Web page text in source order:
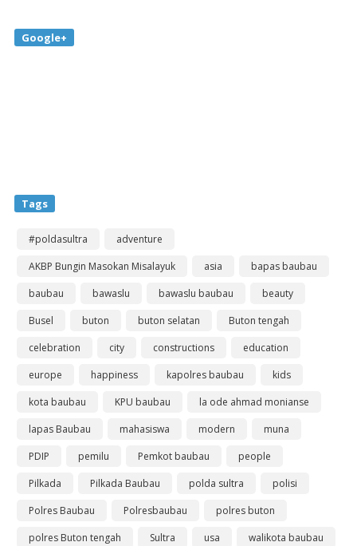
Google+
Tags
#poldasultra
adventure
AKBP Bungin Masokan Misalayuk
asia
bapas baubau
baubau
bawaslu bawaslu baubau
beauty
Busel
buton buton selatan
Buton tengah
celebration
city constructions
education
europe
happiness kapolres baubau
kids
kota baubau
KPU baubau
la ode ahmad monianse
lapas Baubau
mahasiswa modern
muna
PDIP
pemilu Pemkot baubau
people
Pilkada
Pilkada Baubau polda sultra
polisi
Polres Baubau
Polresbaubau
polres buton
polres Buton tengah
Sultra usa
walikota baubau